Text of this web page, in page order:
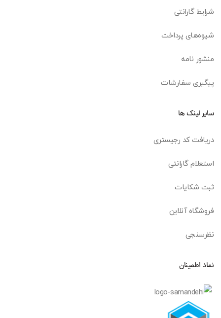
شرایط گارانتی
شیوه‌های پرداخت
منشور نامه
پیگیری سفارشات
سایر لینک ها
دریافت کد رجیستری
استعلام گارانتی
ثبت شکایات
فروشگاه آنلاین
نظرسنجی
نماد اطمینان